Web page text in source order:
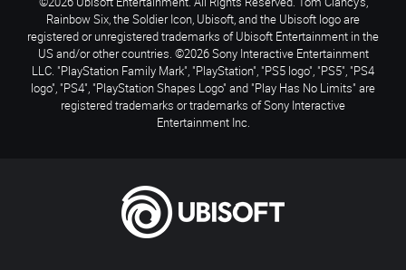
Rainbow Six, the Soldier Icon, Ubisoft, and the Ubisoft logo are
registered or unregistered trademarks of Ubisoft Entertainment in the
US and/or other countries. ©2026 Sony Interactive Entertainment
LLC. "PlayStation Family Mark", "PlayStation", "PS5 logo", "PS5", "PS4
logo", "PS4", "PlayStation Shapes Logo" and "Play Has No Limits" are
registered trademarks or trademarks of Sony Interactive
Entertainment Inc.